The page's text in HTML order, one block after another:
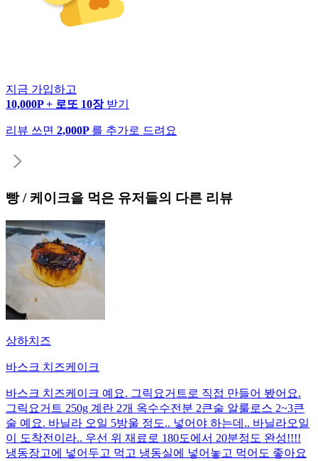
지금 가입하고
10,000P + 로또 10장 받기
리뷰 쓰면 2,000P 를 추가로 드려요
빵 / 케이크을 먹은 유저들의 다른 리뷰
상하치즈
바스크 치즈케이크
바스크 치즈케이크 예요. 그릭요거트로 직접 만들어 봤어요.
그릭요거트 250g 계란 2개 옥수수전분 2큰술 알룰로스 2~3큰
술 예요. 바닐라 오일 5방울 정도.. 넣어야 하는데.. 바닐라오일
이 도착전이라.. 우선 위 재료로 180도에서 20분정도 완성!!!!
냉동장고에 넣어두고 먹고 냉동실에 넣어놓고 먹어도 좋아요